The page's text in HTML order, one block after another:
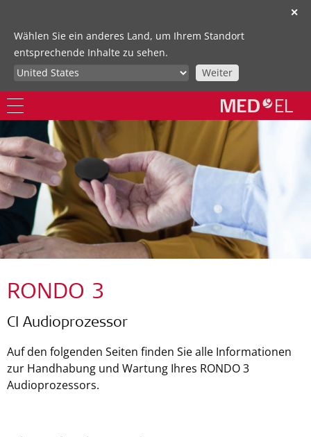
✕
Wählen Sie ein anderes Land, um Ihrem Standort
entsprechende Inhalte zu sehen.
Weiter
RONDO 3
CI Audioprozessor
Auf den folgenden Seiten finden Sie alle Informationen
zur Handhabung und Wartung Ihres RONDO 3
Audioprozessors.